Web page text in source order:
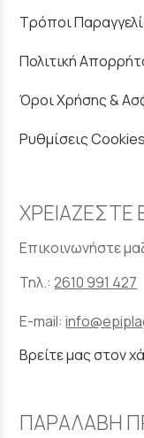
Τρόποι
Πολιτική
Όροι Χρήσης &
Ρυθμίσεις Cookies
ΧΡΕΙΑΖΕΣΤΕ
Επικοινωνήστε
Τηλ.:2610 991 427
E-mail:
Βρείτε μας στον
ΠΑΡΑΛΑΒΗ